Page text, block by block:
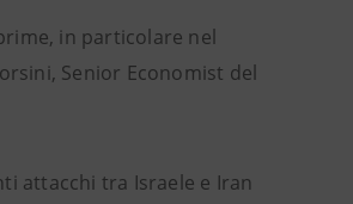
in particolare nel
Senior Economist del
attacchi tra Israele e Iran